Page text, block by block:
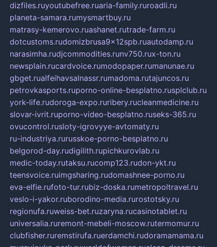
dizfiles.ruyoutubefree.ruaria-family.ruroadli.ru
planeta-samara.rumysmartbuy.ru
matrasy-kemerovo.ruashanet.rutrade-farm.ru
dotcustoms.rudomizbrusa9x12spb.ruautodamp.ru
narasimha.rudjcommodities.runv750.rux-ton.ru
newsplain.rucardvoice.rumodopaper.rumanunae.ru
gbget.rualfeihavsalnassr.rumadoma.rutajuncos.ru
petrovkasports.ruporno-online-besplatno.rusplclub.ru
york-life.rudoroga-expo.ruribery.rucleanmedicine.ru
slovar-ivrit.ruporno-video-besplatno.ruseks-365.ru
ovucontrol.rusloty-igrovyye-avtomaty.ru
ru-industriya.rurusskoe-porno-besplatno.ru
belgorod-day.rudigilith.rupichkurovlab.ru
medic-today.rutaksu.rucomp123.rudon-ykt.ru
teensvoice.ruimgsharing.rudomashnee-porno.ru
eva-elfie.rufoto-tur.rubiz-doska.rumetropoltravel.ru
veslo-i-yakor.ruborodino-media.rurostotsky.ru
regionufa.ruweiss-bet.ruzaryna.rucasinotablet.ru
universalia.ruremont-mebeli-moscow.rutermomur.ru
clubfisher.ruremstirufa.ruerdamchi.rudoramamama.ru